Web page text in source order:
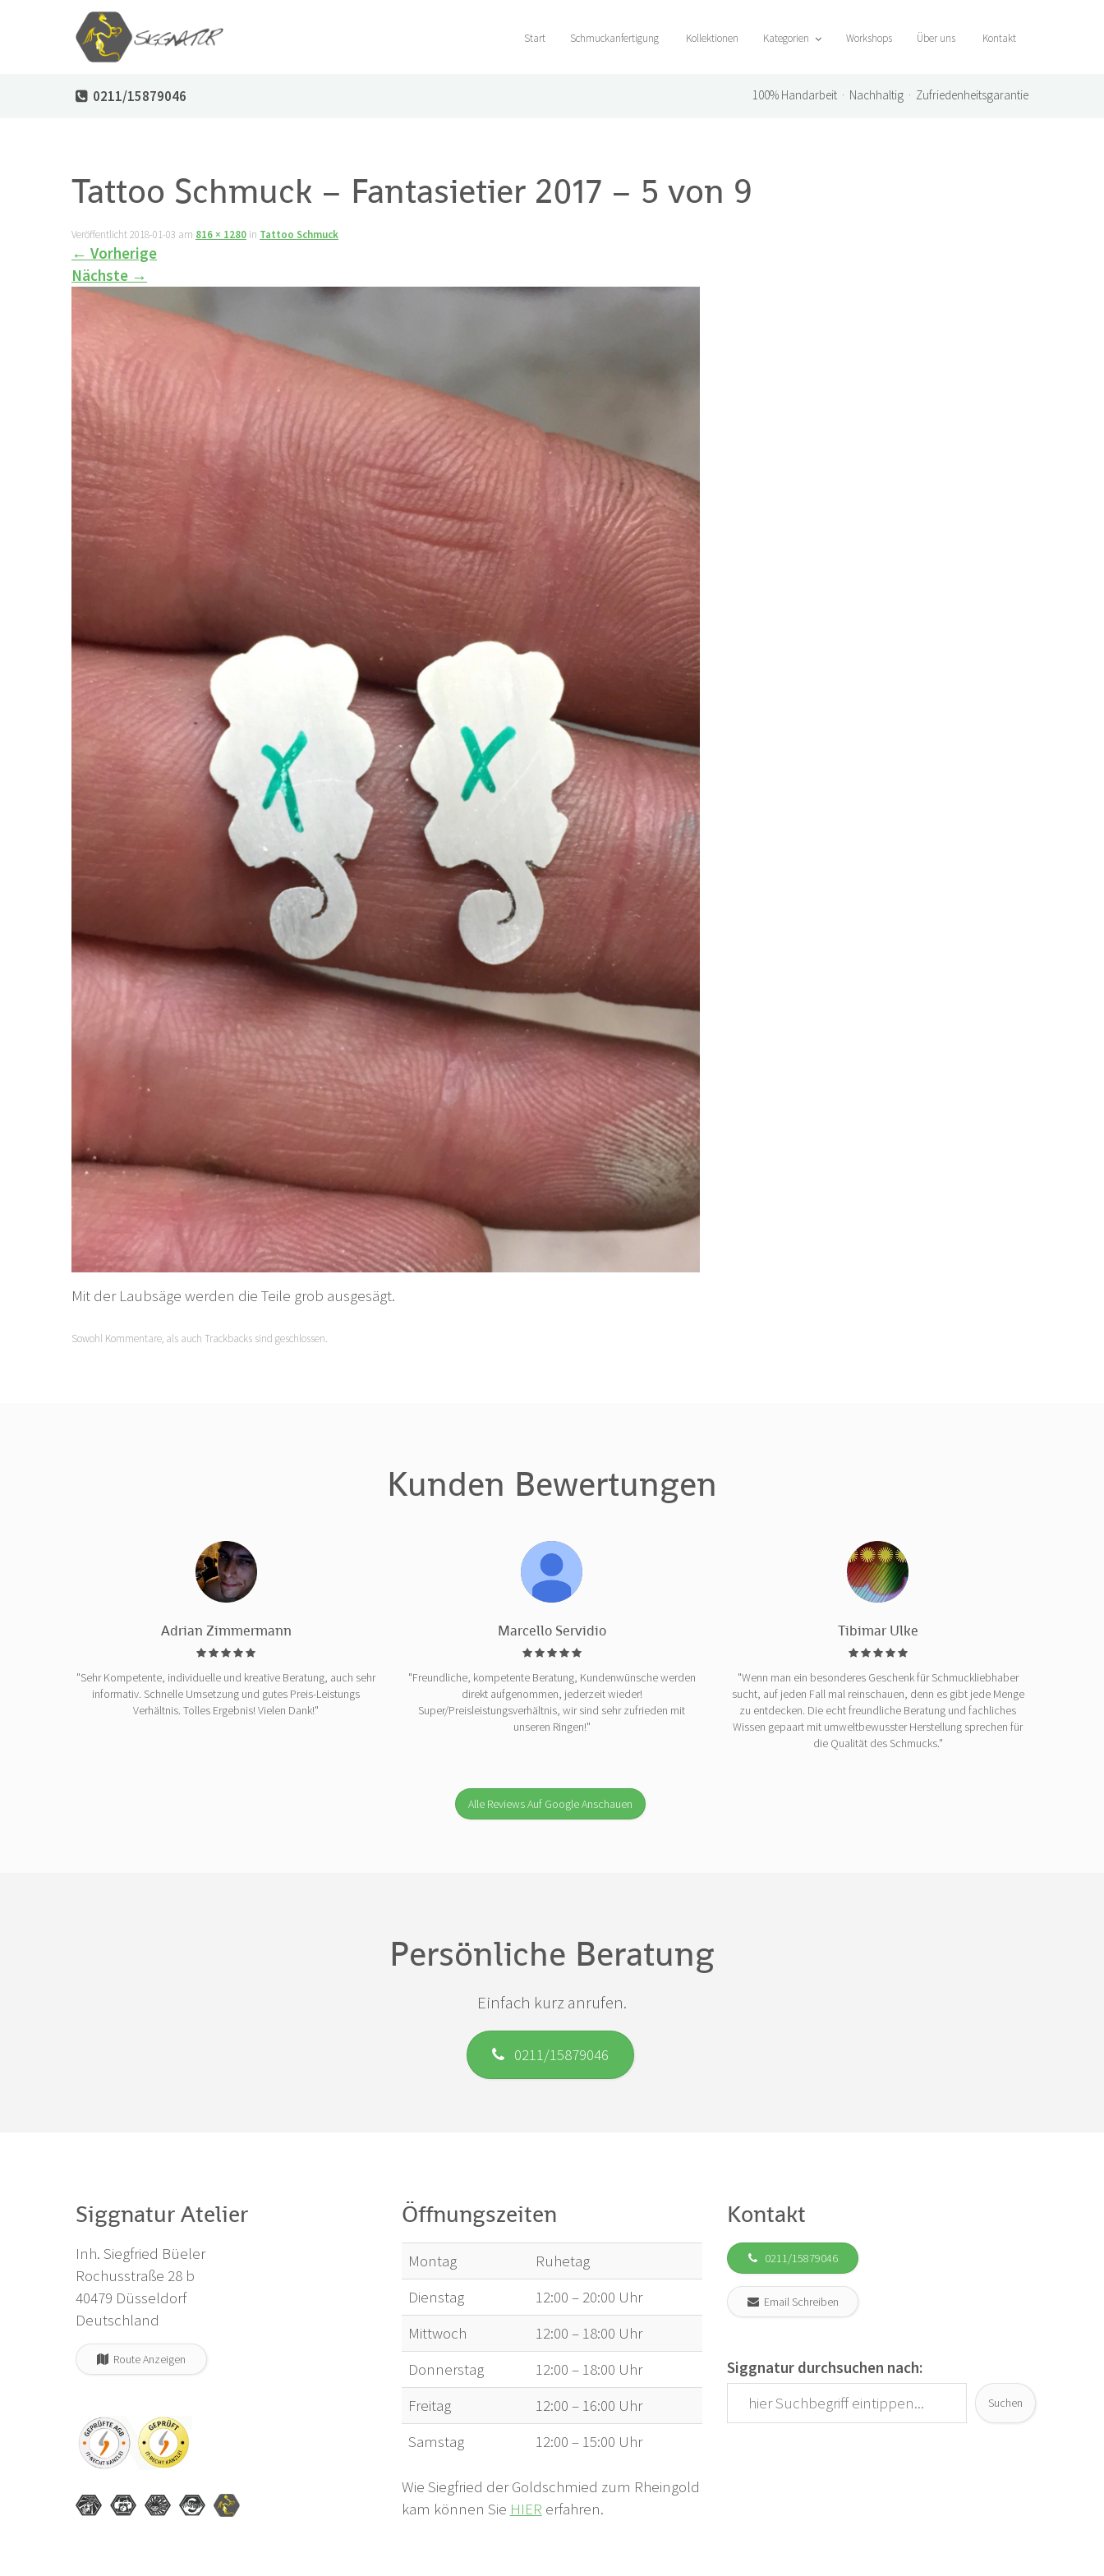
Start Schmuckanfertigung Kollektionen Kategorien Workshops Über uns Kontakt
0211/15879046 100% Handarbeit · Nachhaltig · Zufriedenheitsgarantie
Tattoo Schmuck – Fantasietier 2017 – 5 von 9
Veröffentlicht2018-01-03 am 816 × 1280 in Tattoo Schmuck
← Vorherige
Nächste →
Mit der Laubsäge werden die Teile grob ausgesägt.
Sowohl Kommentare, als auch Trackbacks sind geschlossen.
Kunden Bewertungen
Adrian Zimmermann
"Sehr Kompetente, individuelle und kreative Beratung, auch sehr
informativ. Schnelle Umsetzung und gutes Preis-Leistungs
Verhältnis. Tolles Ergebnis! Vielen Dank!"
Marcello Servidio
"Freundliche, kompetente Beratung, Kundenwünsche werden
direkt aufgenommen, jederzeit wieder!
Super/Preisleistungsverhältnis, wir sind sehr zufrieden mit
unseren Ringen!"
Tibimar Ulke
"Wenn man ein besonderes Geschenk für Schmuckliebhaber
sucht, auf jeden Fall mal reinschauen, denn es gibt jede Menge
zu entdecken. Die echt freundliche Beratung und fachliches
Wissen gepaart mit umweltbewusster Herstellung sprechen für
die Qualität des Schmucks."
Alle Reviews Auf Google Anschauen
Persönliche Beratung
Einfach kurz anrufen.
0211/15879046
Siggnatur Atelier
Inh. Siegfried Büeler
Rochusstraße 28 b
40479 Düsseldorf
Deutschland
Route Anzeigen
Öffnungszeiten
Montag
Ruhetag
Dienstag
12:00 – 20:00 Uhr
Mittwoch
12:00 – 18:00 Uhr
Donnerstag
12:00 – 18:00 Uhr
Freitag
12:00 – 16:00 Uhr
Samstag
12:00 – 15:00 Uhr
Wie Siegfried der Goldschmied zum Rheingold
kam können Sie HIER erfahren.
Kontakt
0211/15879046
Email Schreiben
Siggnatur durchsuchen nach:
Suchen